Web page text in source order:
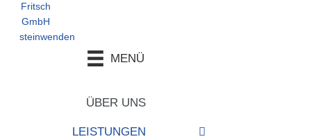
MENÜ
ÜBER UNS
LEISTUNGEN